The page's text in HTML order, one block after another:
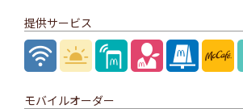
提供サービス
モバイルオーダー